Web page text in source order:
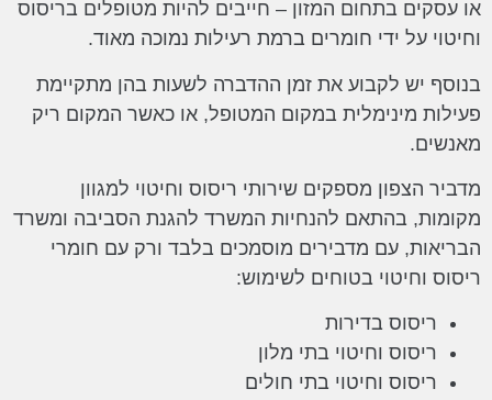
או עסקים בתחום המזון – חייבים להיות מטופלים בריסוס
וחיטוי על ידי חומרים ברמת רעילות נמוכה מאוד.
בנוסף יש לקבוע את זמן ההדברה לשעות בהן מתקיימת
פעילות מינימלית במקום המטופל, או כאשר המקום ריק
מאנשים.
מדביר הצפון מספקים שירותי ריסוס וחיטוי למגוון
מקומות, בהתאם להנחיות המשרד להגנת הסביבה ומשרד
הבריאות, עם מדבירים מוסמכים בלבד ורק עם חומרי
ריסוס וחיטוי בטוחים לשימוש:
ריסוס בדירות
ריסוס וחיטוי בתי מלון
ריסוס וחיטוי בתי חולים